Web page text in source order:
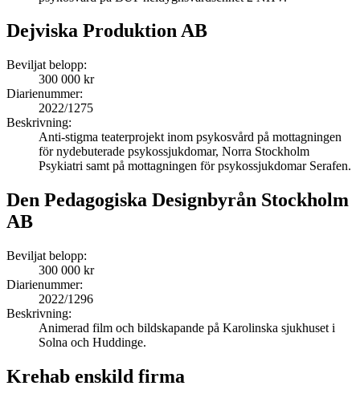
Dejviska Produktion AB
Beviljat belopp:
300 000 kr
Diarienummer:
2022/1275
Beskrivning:
Anti-stigma teaterprojekt inom psykosvård på mottagningen
för nydebuterade psykossjukdomar, Norra Stockholm
Psykiatri samt på mottagningen för psykossjukdomar Serafen.
Den Pedagogiska Designbyrån Stockholm
AB
Beviljat belopp:
300 000 kr
Diarienummer:
2022/1296
Beskrivning:
Animerad film och bildskapande på Karolinska sjukhuset i
Solna och Huddinge.
Krehab enskild firma